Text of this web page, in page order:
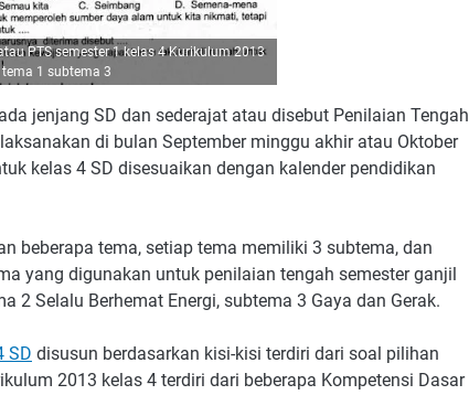
PTS semester 1 kelas 4 Kurikulum 2013
tema 1 subtema 3
jenjang SD dan sederajat atau disebut Penilaian Tengah
di bulan September minggu akhir atau Oktober
kelas 4 SD disesuaikan dengan kalender pendidikan
beberapa tema, setiap tema memiliki 3 subtema, dan
yang digunakan untuk penilaian tengah semester ganjil
2 Selalu Berhemat Energi, subtema 3 Gaya dan Gerak.
SD disusun berdasarkan kisi-kisi terdiri dari soal pilihan
2013 kelas 4 terdiri dari beberapa Kompetensi Dasar